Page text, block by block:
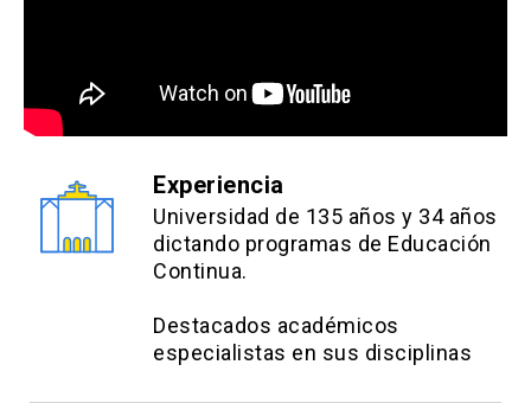
Event study
Estimación dinámica de efectos de
Construcción e interpretación de
gráficos de pre-trends y efectos en el
tiempo.
Variables instrumentales
Caso clásico (por ejemplo, Angrist &
Experiencia
Universidad de 135 años y 34 años
dictando programas de Educación
Continua.
Destacados académicos
especialistas en sus disciplinas